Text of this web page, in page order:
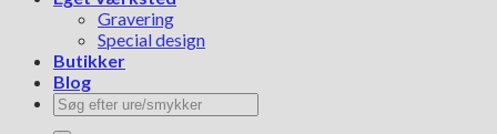
Gravering
Special design
Butikker
Blog
Søg
efter: